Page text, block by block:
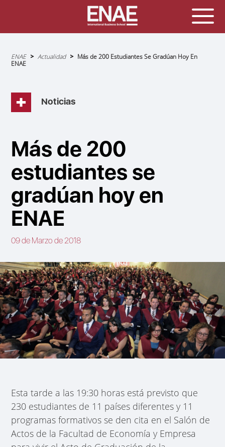
Sobrescribir
enlaces
de
navegación
ENAE Actualidad
Más de 200 Estudiantes Se Gradúan Hoy En
ENAE
Noticias
Más de 200
estudiantes se
gradúan hoy en
ENAE
09 de Marzo de 2018
Esta tarde a las 19:30 horas está previsto que
230 estudiantes de 11 países diferentes y 11
programas formativos se den cita en el Salón de
Actos de la Facultad de Economía y Empresa